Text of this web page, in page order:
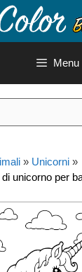
Menu
» Unicorni »
unicorno per